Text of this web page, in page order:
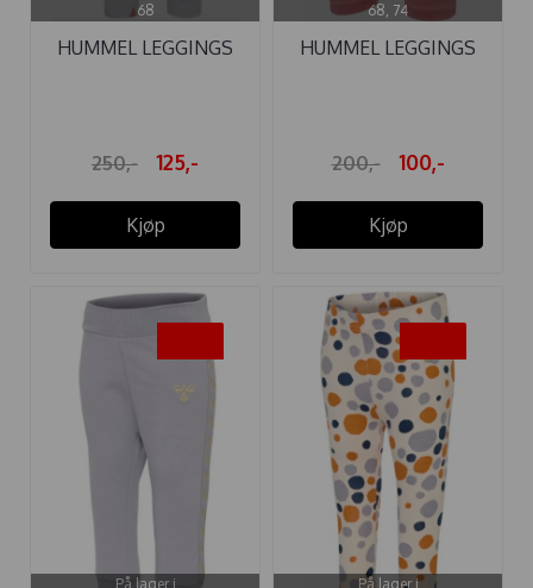
68
HUMMEL LEGGINGS
250,- 125,-
Kjøp
68, 74
HUMMEL LEGGINGS
200,- 100,-
Kjøp
På lager i
På lager i